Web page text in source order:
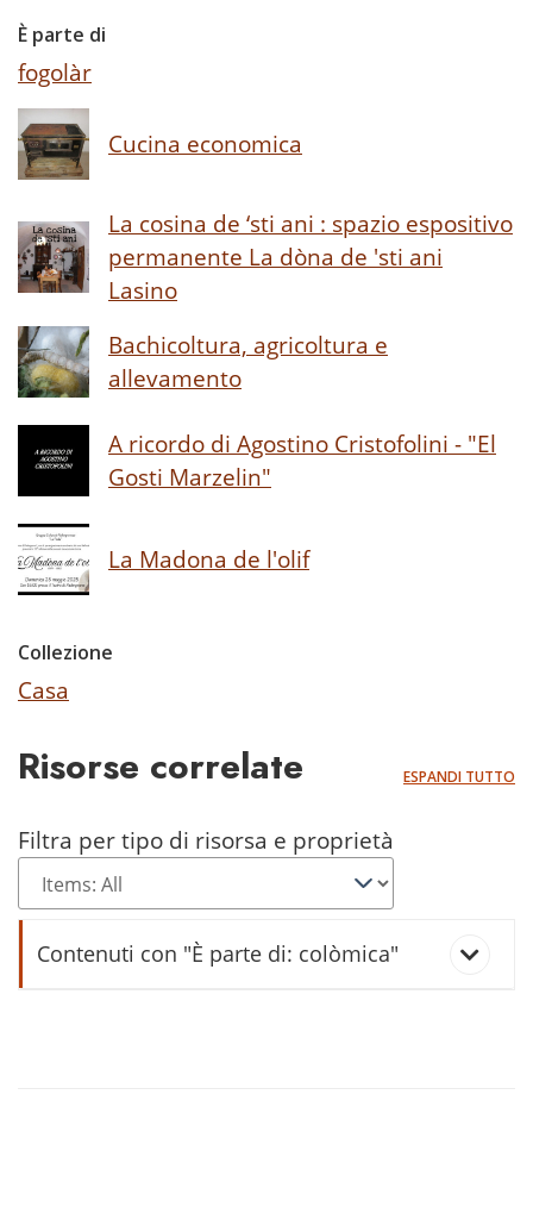
È parte di
fogolàr
Cucina economica
La cosina de ‘sti ani : spazio espositivo
permanente La dòna de 'sti ani
Lasino
Bachicoltura, agricoltura e
allevamento
A ricordo di Agostino Cristofolini - "El
Gosti Marzelin"
La Madona de l'olif
Collezione
Casa
Risorse correlate ESPANDI TUTTO
Filtra per tipo di risorsa e proprietà
Contenuti con "È parte di: colòmica"